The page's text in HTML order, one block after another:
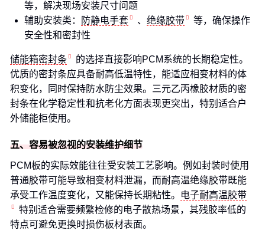
等，解决现场安装尺寸问题
辅助安装类：
防静电手套 、 绝缘胶带
等，确保操作
安全性和密封性
储能箱密封条
的选择直接影响PCM系统的长期稳定性。
优质的密封条应具备耐高低温特性，能适应相变材料的体
积变化，同时保持防水防尘效果。三元乙丙橡胶材质的密
封条在化学稳定性和抗老化方面表现更突出，特别适合户
外储能柜使用。
五、容易被忽视的安装维护细节
PCM板的实际效能往往受安装工艺影响。例如封装时使用
普通胶带可能导致相变材料泄漏，而耐高温绝缘胶带既能
承受工作温度变化，又能保持长期粘性。
电子耐高温胶带
特别适合需要频繁检修的电子散热场景，其残胶率低的
特点可避免更换时损伤板材表面。